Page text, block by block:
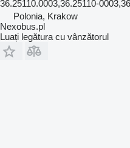
36.25110.0003,36.25110-
Polonia, Krakow
Nexobus.pl
Luați legătura cu vânzătorul